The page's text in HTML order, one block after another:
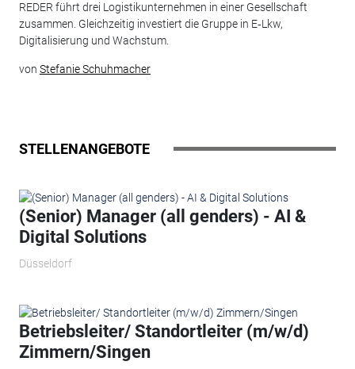
REDER führt drei Logistikunternehmen in einer Gesellschaft
zusammen. Gleichzeitig investiert die Gruppe in E‑Lkw,
Digitalisierung und Wachstum.
von Stefanie Schuhmacher
STELLENANGEBOTE
(Senior) Manager (all genders) - AI &
Digital Solutions
Düsseldorf
Betriebsleiter/ Standortleiter (m/w/d)
Zimmern/Singen